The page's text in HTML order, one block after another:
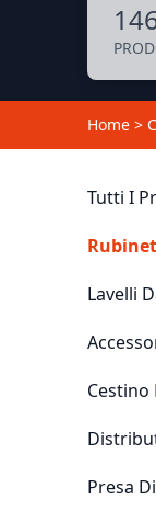
Home >
Tutti I
Lavelli
Cestino
Presa